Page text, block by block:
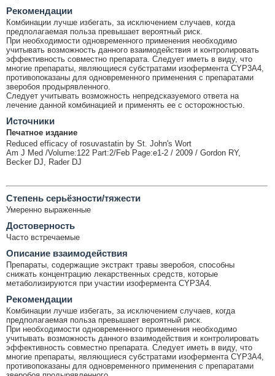
Рекомендации
Комбинации лучше избегать, за исключением случаев, когда
предполагаемая польза превышает вероятный риск.
При необходимости одновременного применения необходимо
учитывать возможность данного взаимодействия и контролировать
эффективность совместно препарата. Следует иметь в виду, что
многие препараты, являющиеся субстратами изофермента CYP3A4,
противопоказаны для одновременного применения с препаратами
зверобоя продырявленного.
Следует учитывать возможность непредсказуемого ответа на
лечение данной комбинацией и применять ее с осторожностью.
Источники
Печатное издание
Reduced efficacy of rosuvastatin by St. John's Wort
Am J Med /Volume:122 Part:2/Feb Page:e1-2 / 2009 / Gordon RY,
Becker DJ, Rader DJ
Cтепень серьёзности/тяжести
Умеренно выраженные
Достоверность
Часто встречаемые
Описание взаимодействия
Препараты, содержащие экстракт травы зверобоя, способны
снижать концентрацию лекарственных средств, которые
метаболизируются при участии изофермента CYP3A4.
Рекомендации
Комбинации лучше избегать, за исключением случаев, когда
предполагаемая польза превышает вероятный риск.
При необходимости одновременного применения необходимо
учитывать возможность данного взаимодействия и контролировать
эффективность совместно препарата. Следует иметь в виду, что
многие препараты, являющиеся субстратами изофермента CYP3A4,
противопоказаны для одновременного применения с препаратами